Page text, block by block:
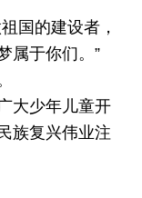
国的建设者，
属于你们。”
大少年儿童开
族复兴伟业注